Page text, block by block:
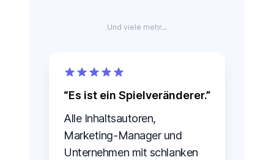
Und viele mehr...
Es ist ein Spielveränderer.
Alle Inhaltsautoren,
Marketing-Manager und
Unternehmen mit schlanken